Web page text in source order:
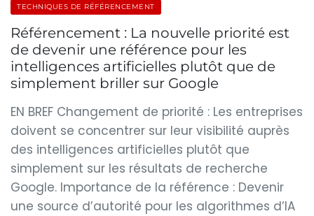
TECHNIQUES DE RÉFÉRENCEMENT
Référencement : La nouvelle priorité est
de devenir une référence pour les
intelligences artificielles plutôt que de
simplement briller sur Google
EN BREF Changement de priorité : Les entreprises
doivent se concentrer sur leur visibilité auprès
des intelligences artificielles plutôt que
simplement sur les résultats de recherche
Google. Importance de la référence : Devenir
une source d’autorité pour les algorithmes d’IA